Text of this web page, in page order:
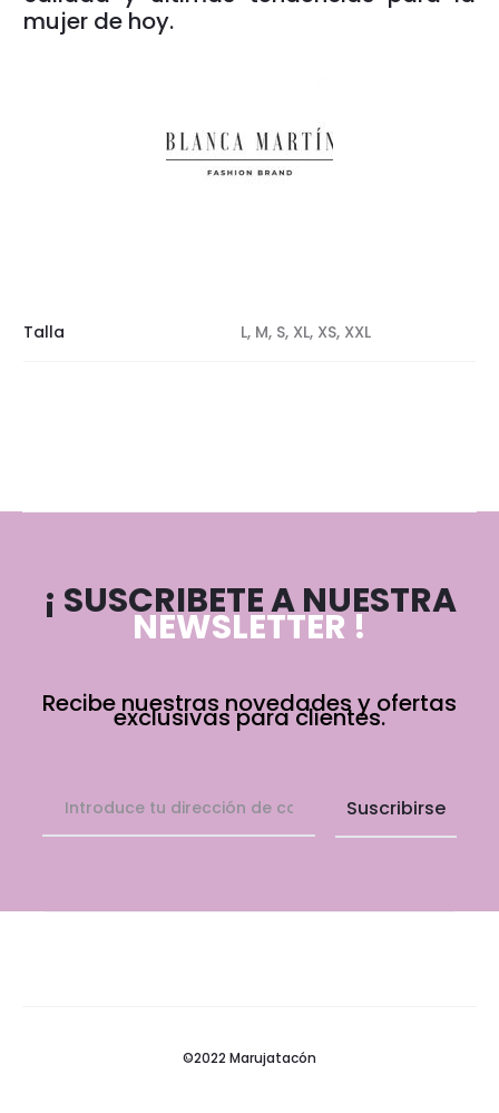
mujer de hoy.
Talla L, M, S, XL, XS, XXL
¡ SUSCRIBETE A NUESTRA
NEWSLETTER !
Recibe nuestras novedades y ofertas
exclusivas para clientes.
©2022 Marujatacón